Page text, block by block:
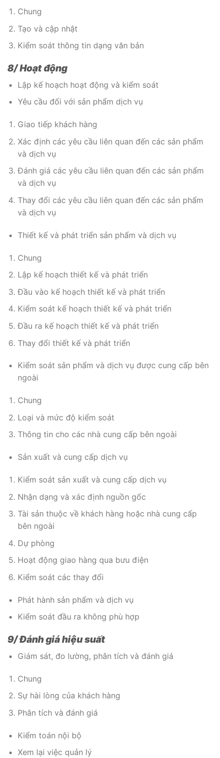
Chung
Tạo và cập nhật
Kiểm soát thông tin dạng văn bản
8/ Hoạt động
Lập kế hoạch hoạt động và kiểm soát
Yêu cầu đối với sản phẩm dịch vụ
Giao tiếp khách hàng
Xác định các yêu cầu liên quan đến các sản phẩm
và dịch vụ
Đánh giá các yêu cầu liên quan đến các sản phẩm
và dịch vụ
Thay đổi các yêu cầu liên quan đến các sản phẩm
và dịch vụ
Thiết kế và phát triển sản phẩm và dịch vụ
Chung
Lập kế hoạch thiết kế và phát triển
Đầu vào kế hoạch thiết kế và phát triển
Kiểm soát kế hoạch thiết kế và phát triển
Đầu ra kế hoạch thiết kế và phát triển
Thay đổi thiết kế và phát triển
Kiểm soát sản phẩm và dịch vụ được cung cấp bên
ngoài
Chung
Loại và mức độ kiểm soát
Thông tin cho các nhà cung cấp bên ngoài
Sản xuất và cung cấp dịch vụ
Kiểm soát sản xuất và cung cấp dịch vụ
Nhận dạng và xác định nguồn gốc
Tài sản thuộc về khách hàng hoặc nhà cung cấp
bên ngoài
Dự phòng
Hoạt động giao hàng qua bưu điện
Kiểm soát các thay đổi
Phát hành sản phẩm và dịch vụ
Kiểm soát đầu ra không phù hợp
9/ Đánh giá hiệu suất
Giám sát, đo lường, phân tích và đánh giá
Chung
Sự hài lòng của khách hàng
Phân tích và đánh giá
Kiểm toán nội bộ
Xem lại việc quản lý